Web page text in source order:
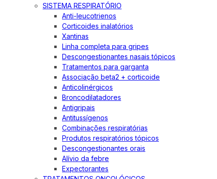
SISTEMA RESPIRATÓRIO
Anti-leucotrienos
Corticoides inalatórios
Xantinas
Linha completa para gripes
Descongestionantes nasais tópicos
Tratamentos para garganta
Associação beta2 + corticoide
Anticolinérgicos
Broncodilatadores
Antigripais
Antitussígenos
Combinações respiratórias
Produtos respiratórios tópicos
Descongestionantes orais
Alívio da febre
Expectorantes